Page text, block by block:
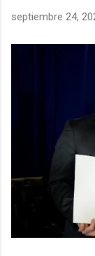
septiembre 24,